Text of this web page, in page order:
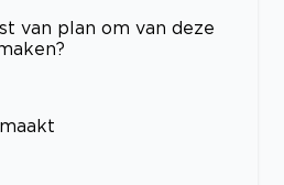
van plan om van deze